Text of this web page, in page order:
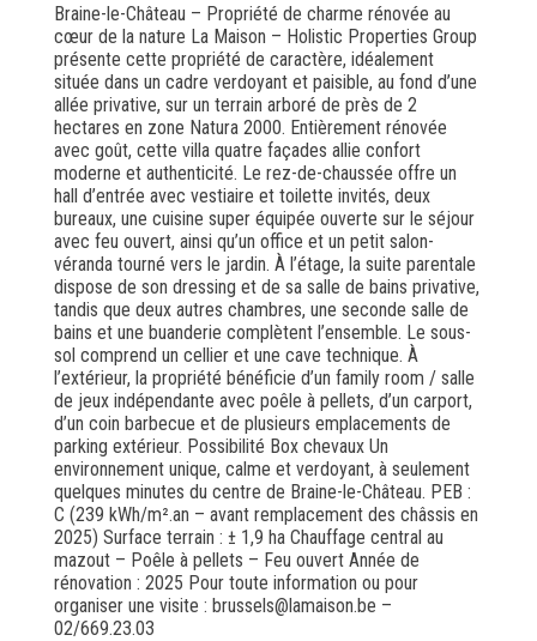
Braine-le-Château – Propriété de charme rénovée au
cœur de la nature La Maison – Holistic Properties Group
présente cette propriété de caractère, idéalement
située dans un cadre verdoyant et paisible, au fond d’une
allée privative, sur un terrain arboré de près de 2
hectares en zone Natura 2000. Entièrement rénovée
avec goût, cette villa quatre façades allie confort
moderne et authenticité. Le rez-de-chaussée offre un
hall d’entrée avec vestiaire et toilette invités, deux
bureaux, une cuisine super équipée ouverte sur le séjour
avec feu ouvert, ainsi qu’un office et un petit salon-
véranda tourné vers le jardin. À l’étage, la suite parentale
dispose de son dressing et de sa salle de bains privative,
tandis que deux autres chambres, une seconde salle de
bains et une buanderie complètent l’ensemble. Le sous-
sol comprend un cellier et une cave technique. À
l’extérieur, la propriété bénéficie d’un family room / salle
de jeux indépendante avec poêle à pellets, d’un carport,
d’un coin barbecue et de plusieurs emplacements de
parking extérieur. Possibilité Box chevaux Un
environnement unique, calme et verdoyant, à seulement
quelques minutes du centre de Braine-le-Château. PEB :
C (239 kWh/m².an – avant remplacement des châssis en
2025) Surface terrain : ± 1,9 ha Chauffage central au
mazout – Poêle à pellets – Feu ouvert Année de
rénovation : 2025 Pour toute information ou pour
organiser une visite : brussels@lamaison.be –
02/669.23.03